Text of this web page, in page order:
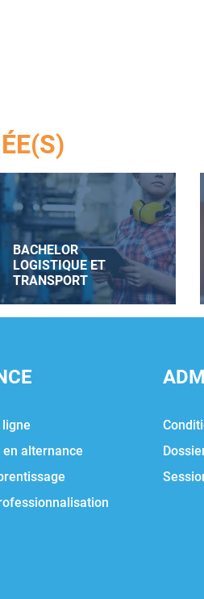
BACHELOR
LOGISTIQUE ET
TRANSPORT
ligne
alternance